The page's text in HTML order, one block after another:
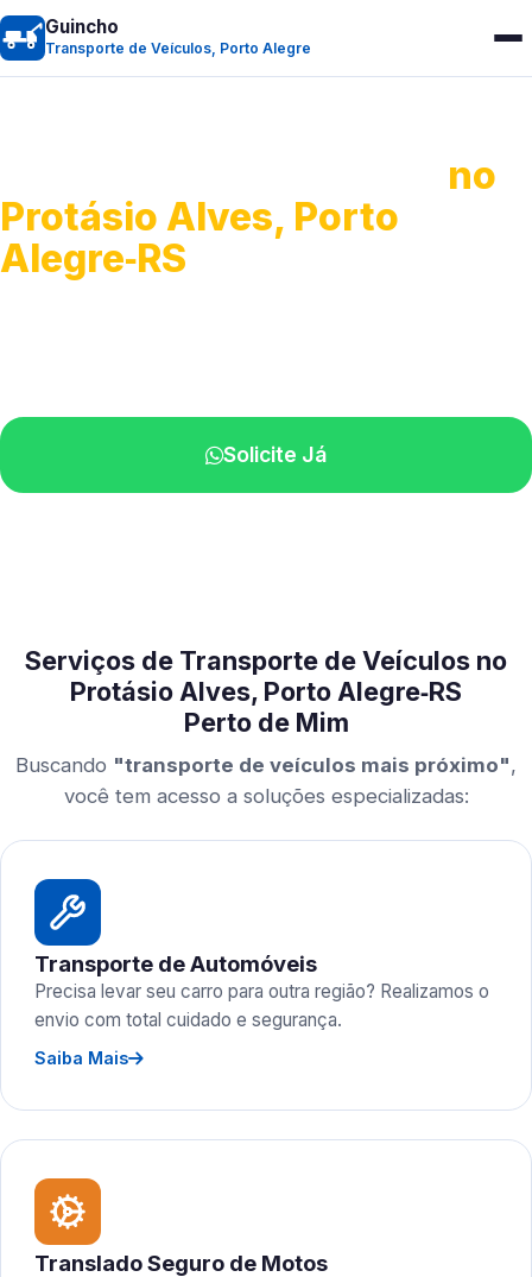
Guincho
Transporte de Veículos, Porto Alegre
no
Protásio Alves, Porto
Alegre‑RS
Solicite Já
Serviços de Transporte de Veículos no
Protásio Alves, Porto Alegre‑RS
Perto de Mim
Buscando "transporte de veículos mais próximo",
você tem acesso a soluções especializadas:
Transporte de Automóveis
Precisa levar seu carro para outra região? Realizamos o
envio com total cuidado e segurança.
Saiba Mais
Translado Seguro de Motos